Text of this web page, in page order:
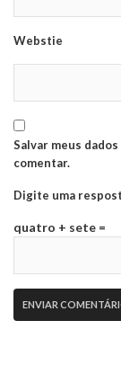
Webstie
Salvar meus
comentar.
Digite uma
quatro + sete =